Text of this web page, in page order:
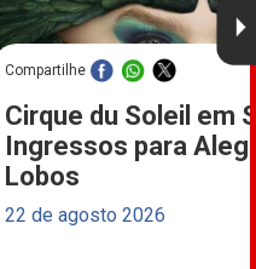
Compartilhe
Cirque du Soleil em
Ingressos para
Lobos
22 de agosto 2026